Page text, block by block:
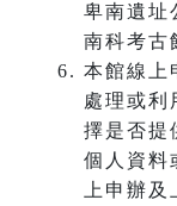
卑南遺
南科考
本館線上
處理或利
擇是否提
個人資料
上申辦